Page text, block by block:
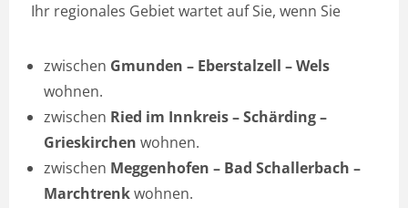
Ihr regionales Gebiet wartet auf Sie, wenn Sie
zwischen Gmunden – Eberstalzell – Wels
wohnen.
zwischen Ried im Innkreis – Schärding –
Grieskirchen wohnen.
zwischen Meggenhofen – Bad Schallerbach –
Marchtrenkwohnen.